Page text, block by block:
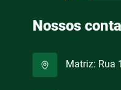
Nossos
Matriz: Rua